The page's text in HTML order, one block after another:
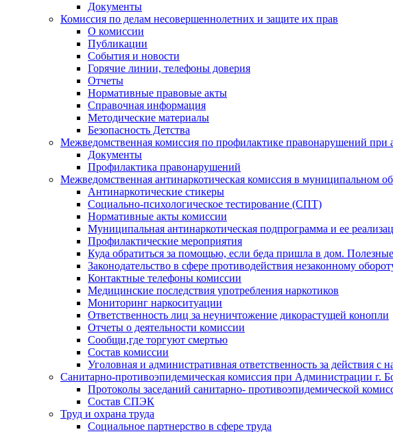
Документы
Комиссия по делам несовершеннолетних и защите их прав
О комиссии
Публикации
События и новости
Горячие линии, телефоны доверия
Отчеты
Нормативные правовые акты
Справочная информация
Методические материалы
Безопасность Детства
Межведомственная комиссия по профилактике правонарушений
Документы
Профилактика правонарушений
Межведомственная антинаркотическая комиссия в муниципальном
Антинаркотические стикеры
Социально-психологическое тестирование (СПТ)
Нормативные акты комиссии
Муниципальная антинаркотическая подпрограмма и ее
Профилактические мероприятия
Куда обратиться за помощью, если беда пришла в дом.
Законодательство в сфере противодействия незаконному
Контактные телефоны комиссии
Медицинские последствия употребления наркотиков
Мониторинг наркоситуации
Ответственность лиц за неуничтожение дикорастущей конопли
Отчеты о деятельности комиссии
Сообщи,где торгуют смертью
Состав комиссии
Уголовная и административная ответственность за действия с
Санитарно-противоэпидемическая комиссия при Администрации г.
Протоколы заседаний санитарно- противоэпидемической
Состав СПЭК
Труд и охрана труда
Социальное партнерство в сфере труда